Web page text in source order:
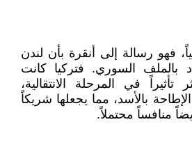
فهو رسالة إلى أنقرة بأن لندن
بالملف السوري. فتركيا كانت
تأثيراً في المرحلة الانتقالية،
بالأسد، مما يجعلها شريكاً
منافساً محتملاً.